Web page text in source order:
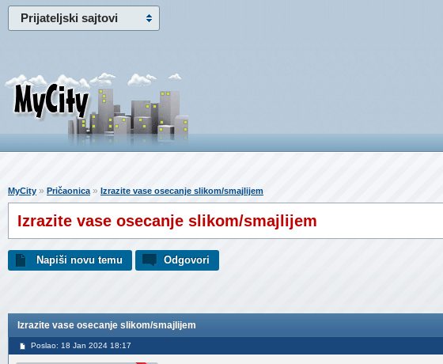
Prijateljski sajtovi
MyCity » Pričaonica» Izrazite vase osecanje slikom/smajlijem
Izrazite vase osecanje slikom/smajlijem
Napiši novu temu Odgovori
Izrazite vase osecanje slikom/smajlijem
Poslao: 18 Jan 2024 18:17